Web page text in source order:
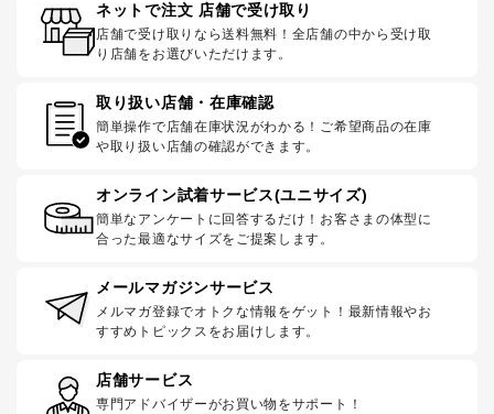
ネットで注文 店舗で受け取り
店舗で受け取りなら送料無料！全店舗の中から受け取
り店舗をお選びいただけます。
取り扱い店舗・在庫確認
簡単操作で店舗在庫状況がわかる！ご希望商品の在庫
や取り扱い店舗の確認ができます。
オンライン試着サービス(ユニサイズ)
簡単なアンケートに回答するだけ！お客さまの体型に
合った最適なサイズをご提案します。
メールマガジンサービス
メルマガ登録でオトクな情報をゲット！最新情報やお
すすめトピックスをお届けします。
店舗サービス
専門アドバイザーがお買い物をサポート！